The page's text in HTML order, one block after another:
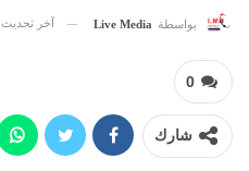
بواسطة Live Media آخر تحديث
0
شارك